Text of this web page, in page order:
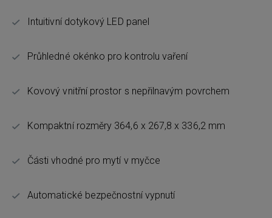
Intuitivní dotykový LED panel
Průhledné okénko pro kontrolu vaření
Kovový vnitřní prostor s nepřilnavým povrchem
Kompaktní rozměry 364,6 x 267,8 x 336,2 mm
Části vhodné pro mytí v myčce
Automatické bezpečnostní vypnutí